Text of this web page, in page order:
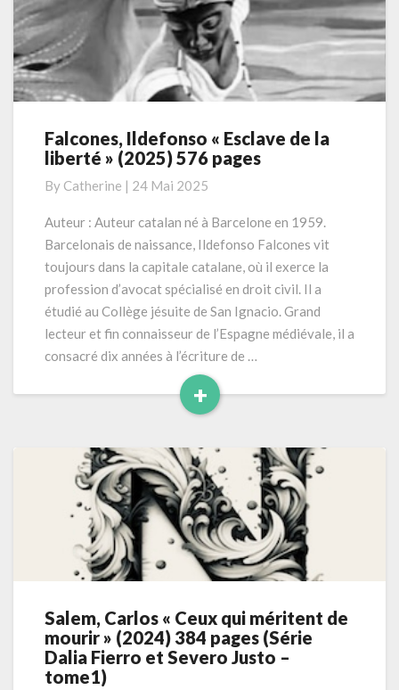
Falcones,
Ildefonso
de
la
(2025)
576
pages
Falcones, Ildefonso « Esclave de la
liberté » (2025) 576 pages
By Catherine | 24 Mai 2025
Auteur : Auteur catalan né à Barcelone en 1959.
Barcelonais de naissance, Ildefonso Falcones vit
toujours dans la capitale catalane, où il exerce la
profession d’avocat spécialisé en droit civil. Il a
étudié au Collège jésuite de San Ignacio. Grand
lecteur et fin connaisseur de l’Espagne médiévale, il a
consacré dix années à l’écriture de …
+
Read
Salem,
Carlos
«
Ceux
Salem, Carlos « Ceux qui méritent de
mourir » (2024) 384 pages (Série
Dalia Fierro et Severo Justo –
tome1)